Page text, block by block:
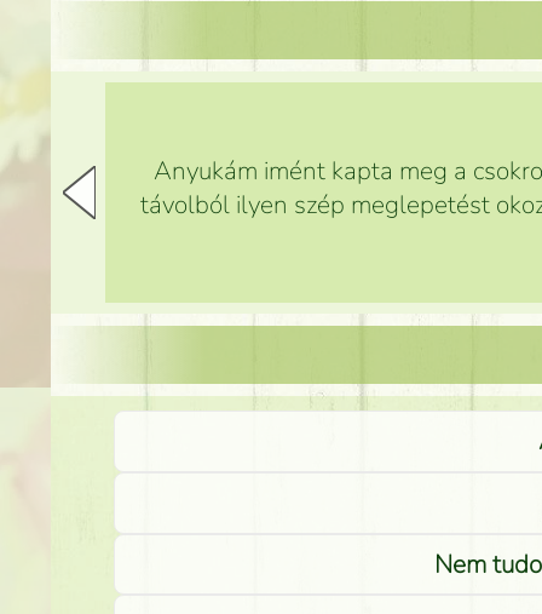
Anyukám imént kapta meg a
távolból ilyen szép meglepetést
Nem